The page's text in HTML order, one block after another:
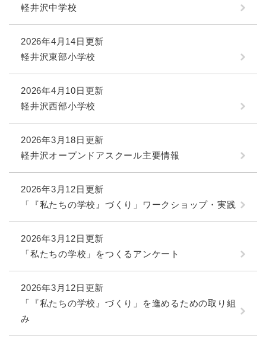
軽井沢中学校
2026年4月14日更新
軽井沢東部小学校
2026年4月10日更新
軽井沢西部小学校
2026年3月18日更新
軽井沢オープンドアスクール主要情報
2026年3月12日更新
「『私たちの学校』づくり」ワークショップ・実践
2026年3月12日更新
「私たちの学校」をつくるアンケート
2026年3月12日更新
「『私たちの学校』づくり」を進めるための取り組
み